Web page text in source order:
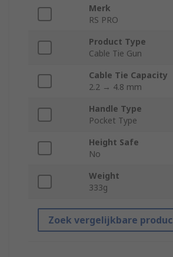
Merk
RS PRO
Product Type
Cable Tie Gun
Cable Tie Capacity
2.2 → 4.8 mm
Handle Type
Pocket Type
Height Safe
No
Weight
333g
Zoek vergelijkbare